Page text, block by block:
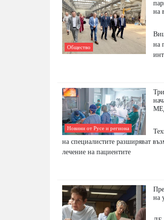
Общество
на
на
Новини от Русе и региона
на специалистите разширяват
лечение на пациентите
на